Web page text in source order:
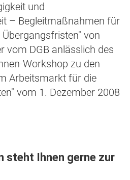
und
– Begleitmaßnahmen für
von
vom DGB anlässlich des
Workshop zu den
Arbeitsmarkt für die
vom 1. Dezember 2008
steht Ihnen gerne zur